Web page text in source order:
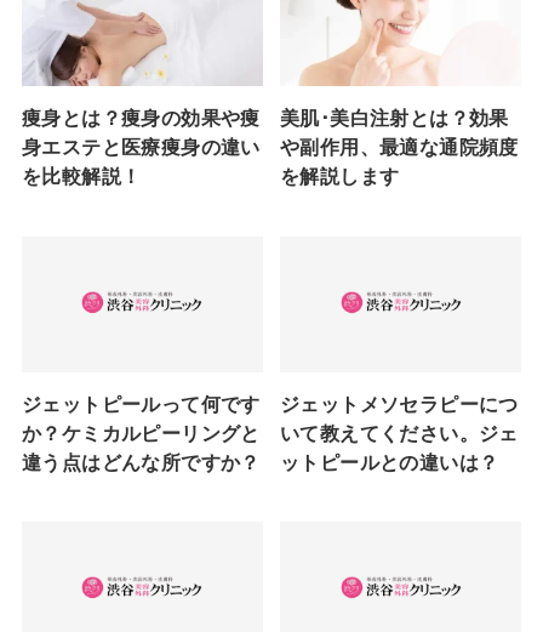
痩身とは？痩身の効果や痩
身エステと医療痩身の違い
を比較解説！
美肌･美白注射とは？効果
や副作用、最適な通院頻度
を解説します
ジェットピールって何です
か？ケミカルピーリングと
違う点はどんな所ですか？
ジェットメソセラピーにつ
いて教えてください。ジェ
ットピールとの違いは？